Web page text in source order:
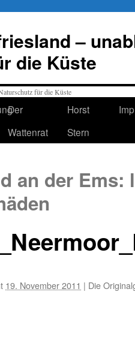
–
die Küste
Der
Wattenrat
Horst
Stern
an der Ems:
19. November 2011 | Die